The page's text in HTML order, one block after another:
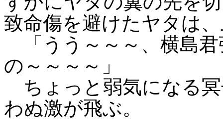
致命傷を避けたヤタは
「うう～～～、横島
の～～～～」
ちょっと弱気になる
わぬ激が飛ぶ。